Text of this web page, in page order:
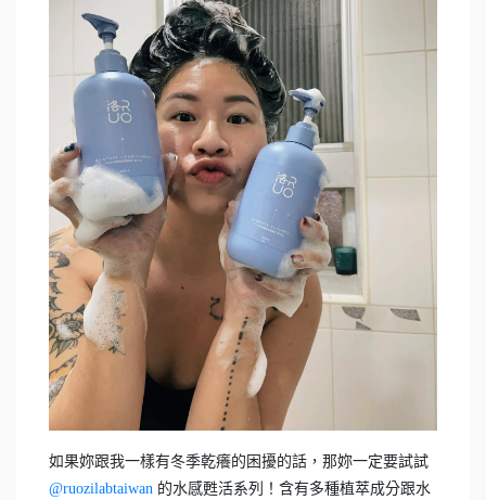
如果妳跟我一樣有冬季乾癢的困擾的話，那妳一定要試試
@ruozilabtaiwan 的水感甦活系列！含有多種植萃成分跟水